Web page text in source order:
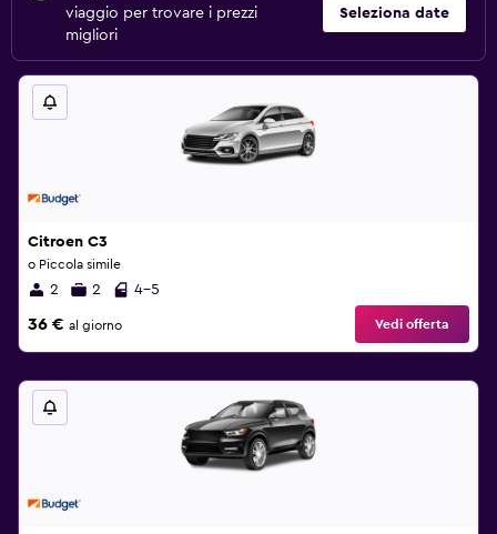
viaggio per trovare i prezzi
migliori
Seleziona date
Citroen C3
o Piccola simile
2 2 4-5
36 € al giorno Vedi offerta